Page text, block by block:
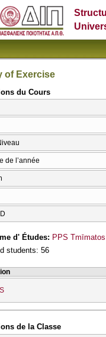
of Exercise
du Cours
de l’année
d' Études: PPS
students: 56
de la Classe